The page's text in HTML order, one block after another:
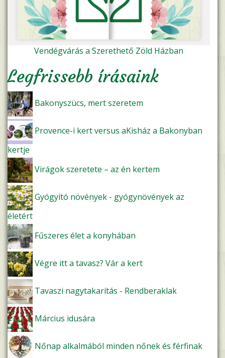
Vendégvárás a Szerethető Zöld Házban
Legfrissebb írásaink
Bakonyszücs, mert szeretem
Provence-i kert versus aKisház a Bakonyban
kertje
Virágok szeretete – az én kertem
Gyógyító növények - gyógynövények az
életért
Fűszeres élet a konyhában
Végre itt a tavasz? Vár a kert
Tavaszi nagytakarítás - Rendberaklak
Március idusára
Nőnap alkalmából minden nőnek és férfinak